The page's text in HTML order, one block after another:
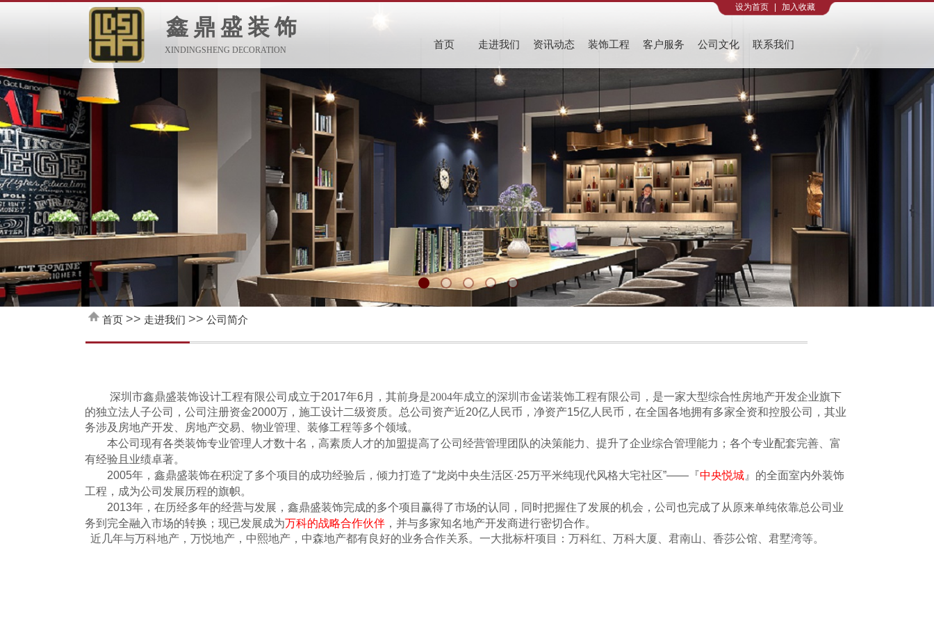
设为首页 加入收藏
首页 走进我们 资讯动态 装饰工程 客户服务 公司文化 联系我们
鑫鼎盛装饰
XINDINGSHENG DECORATION
首页 >> 走进我们 >> 公司简介
深圳市鑫鼎盛装饰设计工程有限公司成立于2017年6月，其前身是2004年成立的深圳市金诺装饰工程有限公司
，是一家大型综合性房地产开发企业旗下
的独立法人子公司，公司注册资金2000万，施工设计二级资质。总公司资产近20亿人民币，净资产15亿人民币，在全国各地拥有多家全资和控股公司，其业
务涉及房地产开发、房地产交易、物业管理、装修工程等多个领域。
本公司现有各类装饰专业管理人才数十名，高素质人才的加盟提高了公司经营管理团队的决策能力、提升了企业综合管理能力；各个专业配套完善、富
有经验且业绩卓著。
2005年，鑫鼎盛装饰在积淀了多个项目的成功经验后，倾力打造了“龙岗中央生活区·25万平米纯现代风格大宅社区”——『中央悦城 』的全面室内外装饰
工程，成为公司发展历程的旗帜。
2013年，在历经多年的经营与发展，鑫鼎盛装饰完成的多个项目赢得了市场的认同，同时把握住了发展的机会，公司也完成了从原来单纯依靠总公司业
务到完全融入市场的转换；现已发展成为万科的战略合作伙伴 ，并与多家知名地产开发商进行密切合作。
近几年与万科地产，万悦地产，中熙地产，中森地产都有良好的业务合作关系。 一大批标杆项目：万科红、万科大厦 、君南山、香莎公馆、君墅湾等。